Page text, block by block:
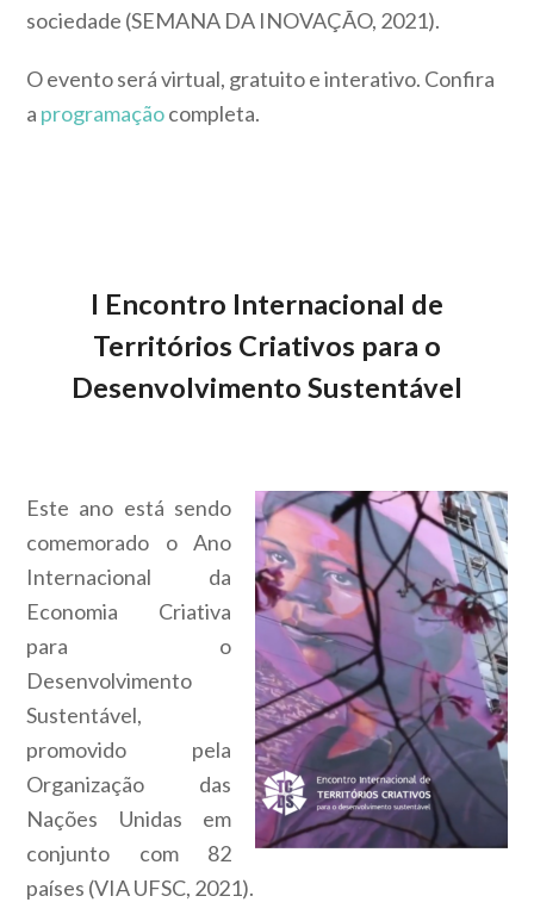
sociedade (SEMANA DA INOVAÇÃO, 2021).
O evento será virtual, gratuito e interativo. Confira
a programaçãocompleta.
I Encontro Internacional de
Territórios Criativos para o
Desenvolvimento Sustentável
Este ano está sendo
comemorado o Ano
Internacional da
Economia Criativa
para o
Desenvolvimento
Sustentável,
promovido pela
Organização das
Nações Unidas em
conjunto com 82
países (VIA UFSC, 2021).